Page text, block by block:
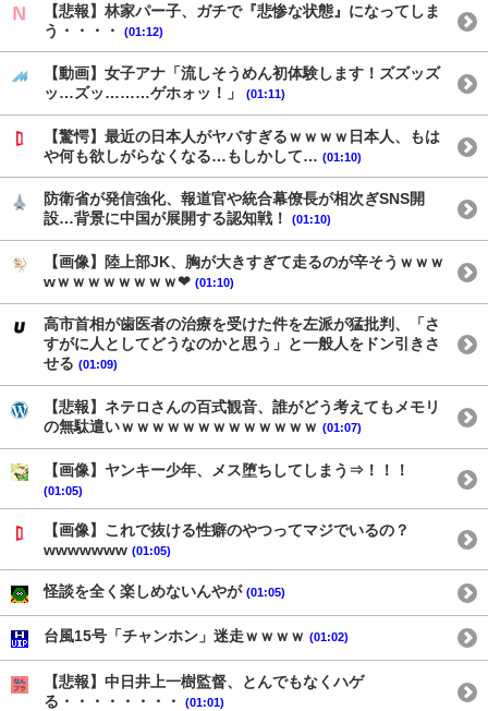
【悲報】林家パー子、ガチで『悲惨な状態』になってしま
う・・・・
(01:12)
【動画】女子アナ「流しそうめん初体験します！ズズッズ
ッ…ズッ………ゲホォッ！」
(01:11)
【驚愕】最近の日本人がヤバすぎるｗｗｗｗ日本人、もは
や何も欲しがらなくなる…もしかして… (01:10)
防衛省が発信強化、報道官や統合幕僚長が相次ぎSNS開
設…背景に中国が展開する認知戦！
(01:10)
【画像】陸上部JK、胸が大きすぎて走るのが辛そうｗｗｗ
wｗｗｗｗｗｗｗｗ❤ (01:10)
高市首相が歯医者の治療を受けた件を左派が猛批判、「さ
すがに人としてどうなのかと思う」と一般人をドン引きさ
せる (01:09)
【悲報】ネテロさんの百式観音、誰がどう考えてもメモリ
の無駄遣いｗｗｗｗｗｗｗｗｗｗｗｗｗ (01:07)
【画像】ヤンキー少年、メス堕ちしてしまう⇒！！！
(01:05)
【画像】これで抜ける性癖のやつってマジでいるの？
wwwwwww (01:05)
怪談を全く楽しめないんやが (01:05)
台風15号「チャンホン」迷走ｗｗｗｗ (01:02)
【悲報】中日井上一樹監督、とんでもなくハゲ
る・・・・・・・・
(01:01)